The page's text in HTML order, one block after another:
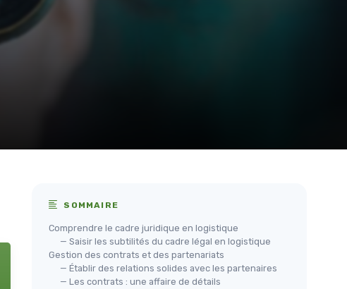
SOMMAIRE
Comprendre le cadre juridique en logistique
— Saisir les subtilités du cadre légal en logistique
Gestion des contrats et des partenariats
— Établir des relations solides avec les partenaires
— Les contrats : une affaire de détails